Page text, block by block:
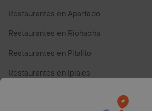
Restaurantes en Apartado
Restaurantes en Riohacha
Restaurantes en Pitalito
Restaurantes en Ipiales